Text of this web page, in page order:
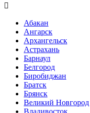

Абакан
Ангарск
Архангельск
Астрахань
Барнаул
Белгород
Биробиджан
Братск
Брянск
Великий Новгород
Владивосток